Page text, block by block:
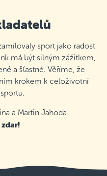
sport jako radost
má být silným zážitkem,
a šťastné. Věříme, že
krokem k celoživotní
a Martin Jahoda